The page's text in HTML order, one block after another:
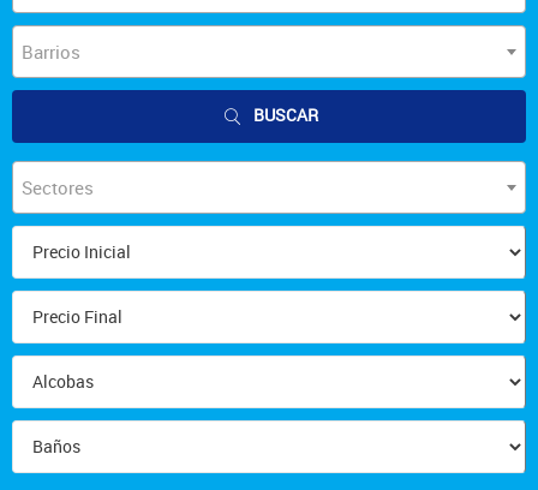
Barrios
BUSCAR
Sectores